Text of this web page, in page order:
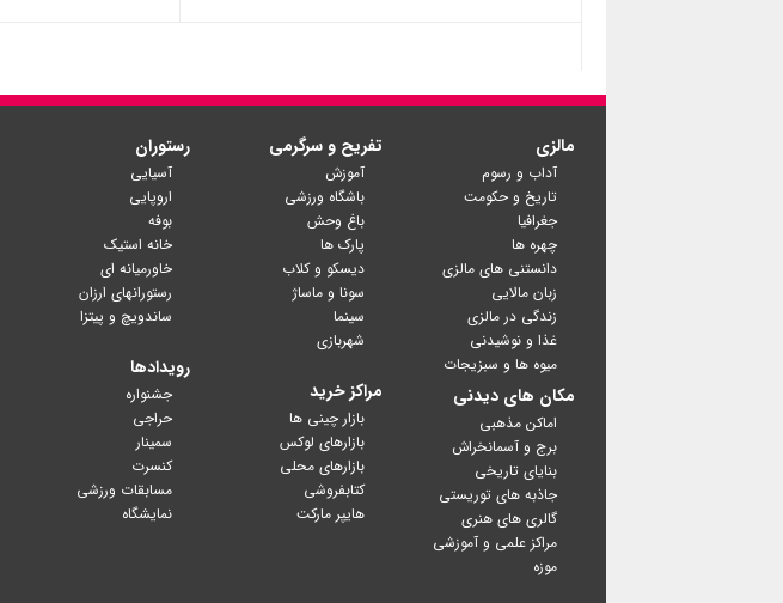
مالزی
آداب و رسوم
تاریخ و حکومت
جغرافیا
چهره ها
دانستنی های مالزی
زبان مالایی
زندگی در مالزی
غذا و نوشیدنی
میوه ها و سبزیجات
مکان های دیدنی
اماکن مذهبی
برج و آسمانخراش
بنایای تاریخی
جاذبه های توریستی
گالری های هنری
مراکز علمی و آموزشی
موزه
تفریح و سرگرمی
آموزش
باشگاه ورزشی
باغ وحش
پارک ها
دیسکو و کلاب
سونا و ماساژ
سینما
شهربازی
مراکز خرید
بازار چینی ها
بازارهای لوکس
بازارهای محلی
کتابفروشی
رستوران
آسیایی
اروپایی
بوفه
خانه استیک
خاورمیانه ای
رستورانهای ارزان
ساندویچ و پیتزا
رویدادها
جشنواره
حراجی
سمینار
کنسرت
مسابقات ورزشی
نمایشگاه